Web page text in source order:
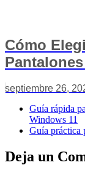
Cómo
septiembre 26,
Guía rápida
Windows 11
Guía práctica
Deja un